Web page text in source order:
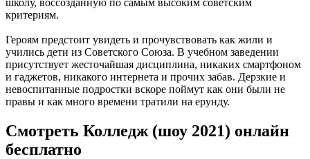
критериям.
Героям предстоит увидеть и прочувствовать как жили и
учились дети из Советского Союза. В учебном заведении
присутствует жесточайшая дисциплина, никаких смартфоном
и гаджетов, никакого интернета и прочих забав. Дерзкие и
невоспитанные подростки вскоре поймут как они были не
правы и как много времени тратили на ерунду.
Смотреть Колледж (шоу 2021) онлайн
бесплатно